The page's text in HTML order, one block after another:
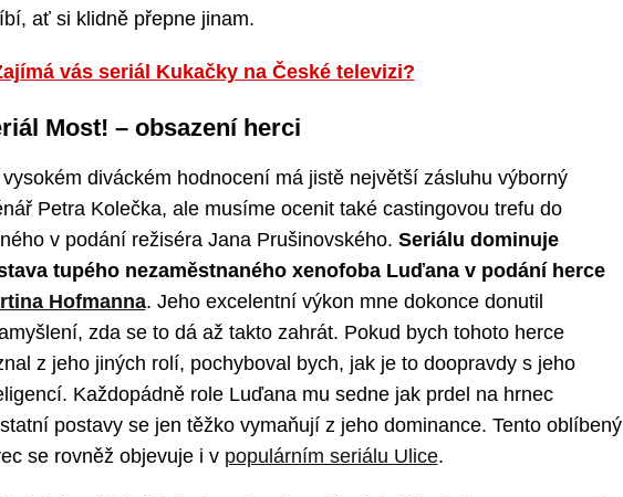
ať si klidně přepne jinam.
vás seriál Kukačky na České televizi?
Most! – obsazení herci
vysokém diváckém hodnocení má jistě největší zásluhu výborný
Petra Kolečka, ale musíme ocenit také castingovou trefu do
v podání režiséra Jana Prušinovského. Seriálu dominuje
tupého nezaměstnaného xenofoba Luďana v podání herce
Hofmanna. Jeho excelentní výkon mne dokonce donutil
zda se to dá až takto zahrát. Pokud bych tohoto herce
z jeho jiných rolí, pochyboval bych, jak je to doopravdy s jeho
Každopádně role Luďana mu sedne jak prdel na hrnec
postavy se jen těžko vymaňují z jeho dominance. Tento oblíbený
se rovněž objevuje i v populárním seriálu Ulice.